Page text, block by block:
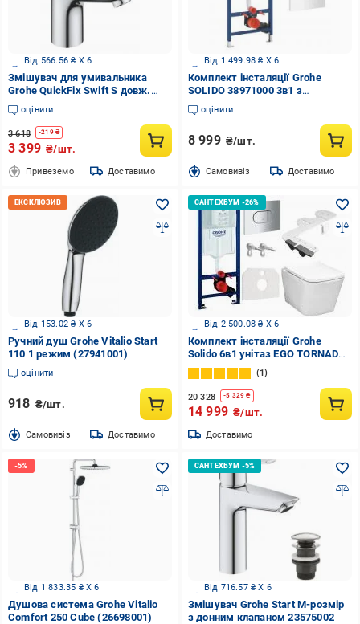
Від 566.56 ₴ X 6
Змішувач для умивальника
Grohe QuickFix Swift S довж.
виливу - 103мм, неповоротний, 1
важіль, хром 24318001
оцінити
3 618 -219₴
3 399 ₴/шт.
Привеземо Доставимо
Від 1 499.98 ₴ X 6
Комплект інсталяції Grohe
SOLIDO 38971000 3в1 з
клавішою Arena 38844SH0 білою
оцінити
8 999 ₴/шт.
Cамовивіз Доставимо
Від 153.02 ₴ X 6
Ручний душ Grohe Vitalio Start
110 1 режим (27941001)
оцінити
918 ₴/шт.
Cамовивіз Доставимо
Від 2 500.08 ₴ X 6
Комплект інсталяції Grohe
Solido 6в1 унітаз EGO TORNADO,
кнопка Arena хром, накладка-
біде
1
20 328 -5 329 ₴
14 999 ₴/шт.
Доставимо
Від 1 833.35 ₴ X 6
Душова система Grohe Vitalio
Comfort 250 Cube (26698001)
Від 716.57 ₴ X 6
Змішувач Grohe Start M-розмір
з донним клапаном 23575002